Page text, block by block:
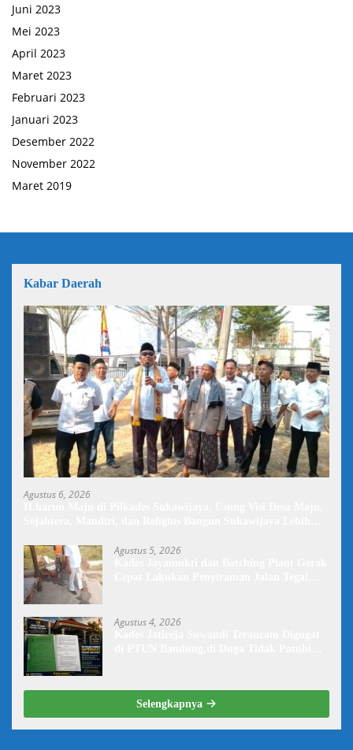
Juni 2023
Mei 2023
April 2023
Maret 2023
Februari 2023
Januari 2023
Desember 2022
November 2022
Maret 2019
Kabar Daerah
Agustus 6, 2026
Agustus 5, 2026
Agustus 4, 2026
Selengkapnya